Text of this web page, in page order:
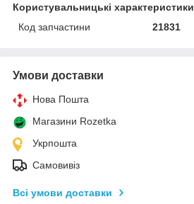
Користувальницькі характеристики
Код запчастини
21831
Умови доставки
Нова Пошта
Магазини Rozetka
Укрпошта
Самовивіз
Всі умови доставки